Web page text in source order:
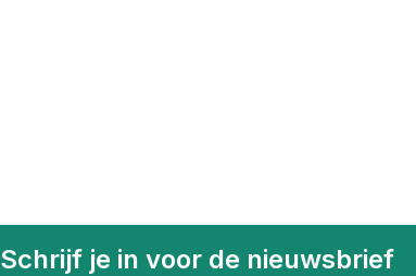
Schrijf je in voor de nieuwsbrief